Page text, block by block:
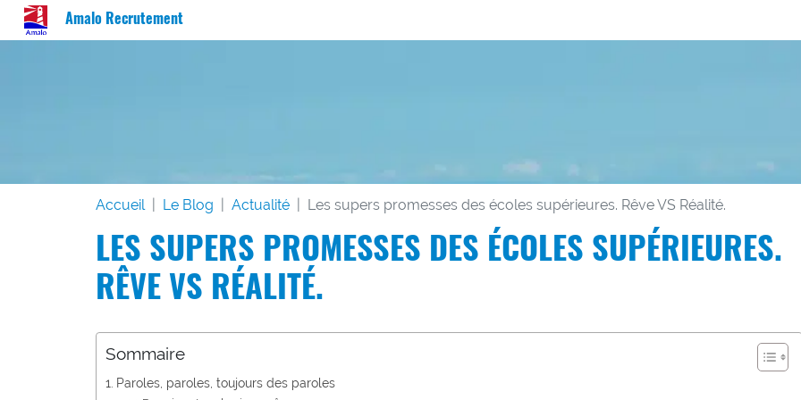
Amalo Recrutement
Accueil Le Blog Actualité Les supers promesses des écoles supérieures. Rêve VS Réalité.
LES SUPERS PROMESSES DES ÉCOLES SUPÉRIEURES.
RÊVE VS RÉALITÉ.
Sommaire
Paroles, paroles, toujours des paroles